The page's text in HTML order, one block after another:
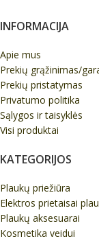
INFORMACIJA
Apie mus
Prekių grąžinimas/
Prekių pristatymas
Privatumo politika
Sąlygos ir taisyklės
Visi produktai
KATEGORIJOS
Plaukų priežiūra
Elektros prietaisai
Plaukų aksesuarai
Kosmetika veidui